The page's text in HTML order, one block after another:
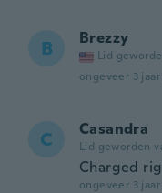
B Brezzy
Lid
ongeveer 3
C Casandra
Lid geworden
Charged
ongeveer 3